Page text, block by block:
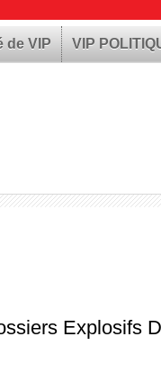
de VIP VIP
Explosifs